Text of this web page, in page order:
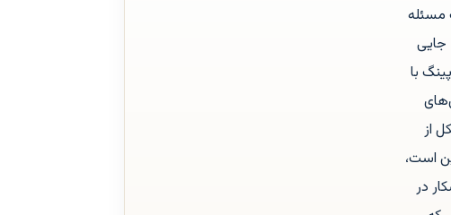
مسئله
جایی
با
از
است،
در